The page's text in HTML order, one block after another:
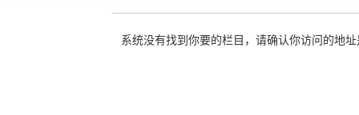
系统没有找到你要的栏目，请确认你访问的地